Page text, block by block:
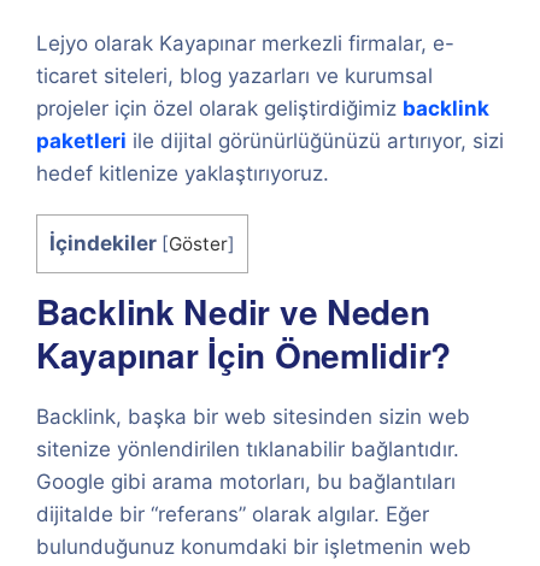
Lejyo olarak Kayapınar merkezli firmalar, e-
ticaret siteleri, blog yazarları ve kurumsal
projeler için özel olarak geliştirdiğimiz backlink
paketleri ile dijital görünürlüğünüzü artırıyor, sizi
hedef kitlenize yaklaştırıyoruz.
İçindekiler [Göster]
Backlink Nedir ve Neden
Kayapınar İçin Önemlidir?
Backlink, başka bir web sitesinden sizin web
sitenize yönlendirilen tıklanabilir bağlantıdır.
Google gibi arama motorları, bu bağlantıları
dijitalde bir “referans” olarak algılar. Eğer
bulunduğunuz konumdaki bir işletmenin web